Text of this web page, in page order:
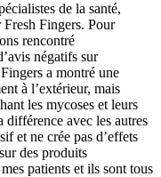
de la santé,
Fresh Fingers. Pour
rencontré
négatifs sur
a montré une
à l’extérieur, mais
les mycoses et leurs
différence avec les autres
et ne crée pas d’effets
des produits
patients et ils sont tous